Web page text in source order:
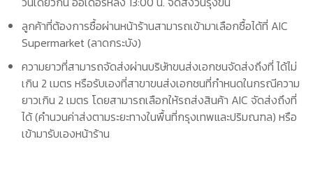
ลูกค้าที่ต้องการซื้อผ่านหน้าร้านสามารถเข้ามาเลือกซื้อได้ที่ AIC
Supermarket (ลาดกระบัง)
ความยาวที่สามารถจัดส่งผ่านบริษัทขนส่งเอกชนจัดส่งถึงที่ ได้ไม่
เกิน 2 เมตร หรือรับเองที่สาขาขนส่งเอกชนที่กำหนดในกรณีความ
ยาวเกิน 2 เมตร โดยสามารถเลือกให้รถส่งสินค้า AIC จัดส่งถึงที่
ได้ (คำนวนค่าส่งตามระยะทางในพื้นที่กรุงเทพและปริมณฑล) หรือ
เข้ามารับเองหน้าร้าน